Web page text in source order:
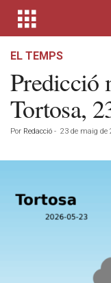
EL TEMPS
Predicció
Tortosa,
Por Redacció - 23 de maig de